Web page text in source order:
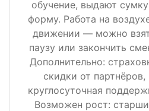
обучение, выдают
форму. Работа на
движении — можно
паузу или закончить
Дополнительно:
скидки от партнёров,
круглосуточная
Возможен рост: